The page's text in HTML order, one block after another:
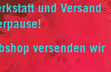
und Versand
versenden wir